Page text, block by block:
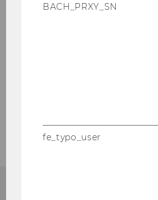
BACH_PRXY_SN
fe_typo_user